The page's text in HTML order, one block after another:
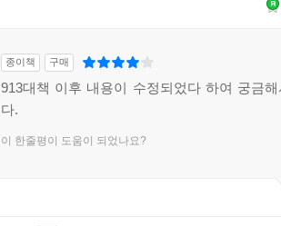
종이책 구매
913대책 이후 내용이 수정되었다 하여 궁금
다.
이 한줄평이 도움이 되었나요?